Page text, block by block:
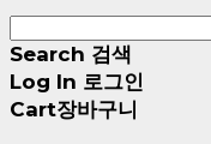
Search 검색
Log In 로그인
Cart장바구니